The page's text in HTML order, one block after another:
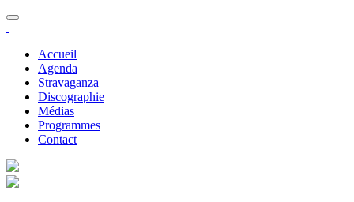
Accueil
Agenda
Stravaganza
Discographie
Médias
Programmes
Contact